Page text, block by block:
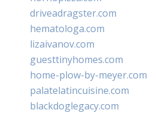
driveadragster.com
hematologa.com
lizaivanov.com
guesttinyhomes.com
home-plow-by-meyer.com
palatelatincuisine.com
blackdoglegacy.com